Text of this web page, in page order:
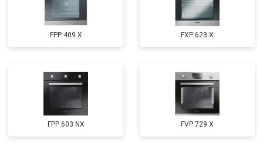
FPP 409 X FXP 623 X
FPP 603 NX FVP 729 X